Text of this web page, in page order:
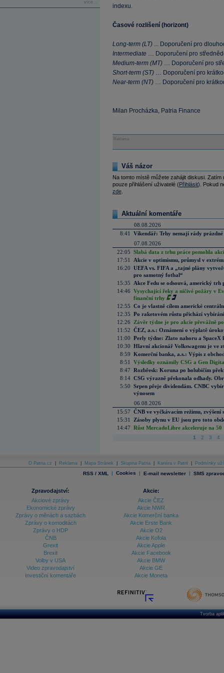
více...
indexu.
Časové rozlišení (horizont)
Long-term (LT) ... Doporučení pro
Intermediate … Doporučení pro
Medium-term (MT) … Doporučení pro
Short-term (ST) … Doporučení pro
Near-term (NT) … Doporučení pro
Milan Procházka, Patria Finance
Reklama
Váš názor
Na tomto místě můžete zahájit diskusi.
pouze přihlášení uživatelé (Přihlásit). Pokud
zde
Aktuální komentáře
08.08.2026
8:41
Víkendář: Trhy nemají rády prázdné
07.08.2026
22:05 Slabá data z trhu práce pomohla
17:51
Akcie v optimismu, průmysl v
16:20 UEFA vs. FIFA a „tajné plány
pro samotný fotbal“
15:35
Akce Fedu se odsouvá, americký
14:46 Vysychající řeky a ničivé požáry v
finanční trhy
12:55 Co je vlastně cílem americké
12:35 Po raketovém růstu přichází
12:26
Závěr týdne je pro akcie převážně
11:52 ČEZ, a.s.: Oznámení o výplatě
11:00 Perly týdne: Zlato nahoru a SpaceX
10:30 Hlavní akcionář Volkswagenu je ve
8:59 Komerční banka, a.s.: Výpis z
8:51
Výsledky oznámily CSG a Gen
8:47 Rozbřesk: Koruna po holubičím
8:14 CSG výrazně překonala odhady.
5:50 Srpen přeje dividendám. CNBC
výnosem
06.08.2026
15:57 ČNB ve vyčkávacím režimu, zvýšení
15:31
Zásoby plynu v EU jsou pro toto
14:47 Růst MercadoLibre akceleruje na
1 2 3 4
O Patria.cz Reklama Mapa Stránek Skupina Patria Kariéra v Patrii Podmínky
RSS / XML | Cookies | E-mail newsletter | SMS
Zpravodajství:
Akciové zprávy
Ekonomické zprávy
Zprávy o měnách a sazbách
Zprávy o komoditách
Zprávy o HDP
ČNB
Grexit
Brexit
Volby v USA
Video zpravodajství
Investiční komentáře
Akcie:
Akcie ČEZ
Akcie NWR
Akcie Komerční banka
Akcie Erste Bank
Akcie O2
Akcie Kofola
Akcie Apple
Akcie Facebook
Akcie BMW
Akcie GE
Akcie Moneta
Tvorba